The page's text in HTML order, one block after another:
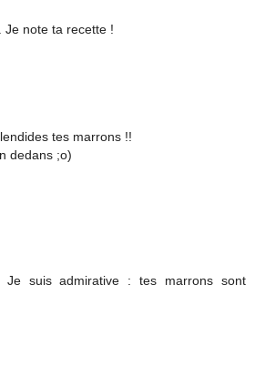
Je note ta recette !
tes marrons !!
dedans ;o)
Je suis admirative : tes marrons sont